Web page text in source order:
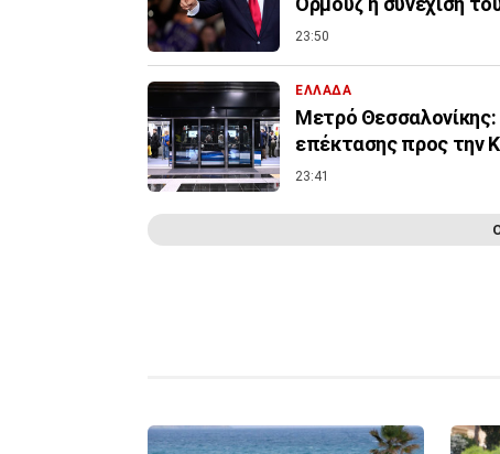
23:50
ΕΛΛΑΔΑ
Μετρό Θεσσαλονίκης:
επέκτασης προς την
23:41